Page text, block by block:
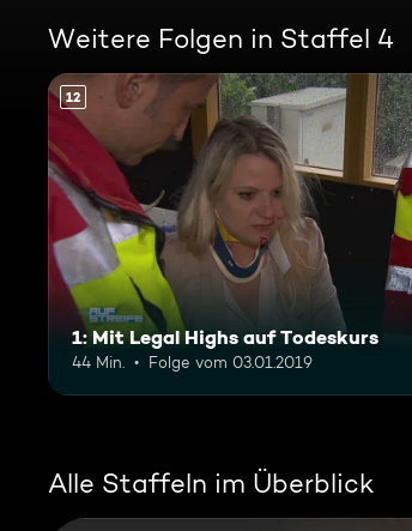
Weitere Folgen in Staffel 4
12
1: Mit Legal Highs auf Todeskurs
44 Min. Folge vom 03.01.2019
Alle Staffeln im Überblick